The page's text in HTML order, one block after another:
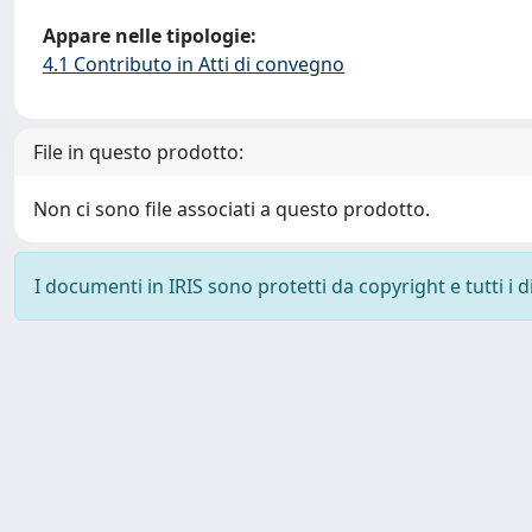
Appare nelle tipologie:
4.1 Contributo in Atti di convegno
File in questo prodotto:
Non ci sono file associati a questo prodotto.
I documenti in IRIS sono protetti da copyright e tutti i